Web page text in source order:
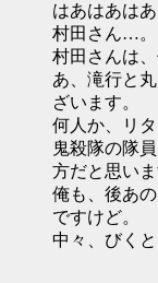
はあはあは
村田さん…。
村田さんは
あ、滝行と
ざいます。
何人か、リ
鬼殺隊の隊
方だと思いま
俺も、後あ
ですけど。
中々、びく